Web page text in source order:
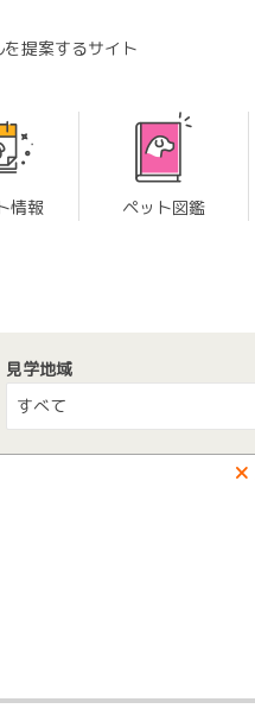
提案するサイト
情報 ペット図鑑
見学地域
すべて